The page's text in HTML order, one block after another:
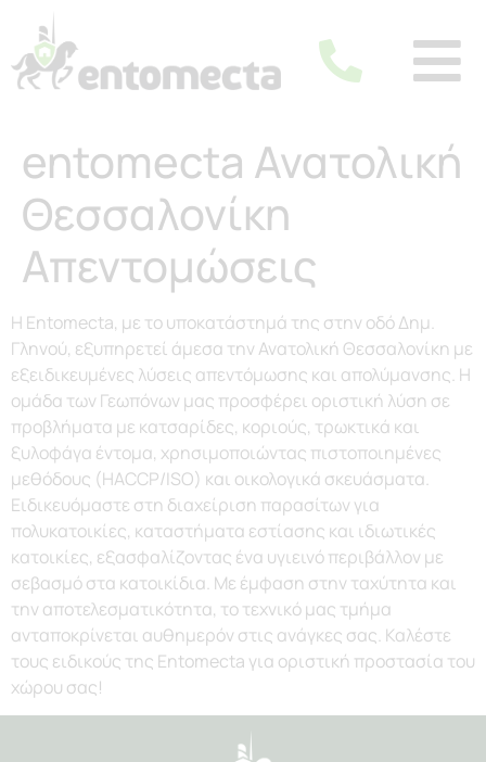
entomecta Ανατολική
Θεσσαλονίκη
Απεντομώσεις
Η Entomecta, με το υποκατάστημά της στην οδό Δημ.
Γληνού, εξυπηρετεί άμεσα την Ανατολική Θεσσαλονίκη με
εξειδικευμένες λύσεις απεντόμωσης και απολύμανσης. Η
ομάδα των Γεωπόνων μας προσφέρει οριστική λύση σε
προβλήματα με κατσαρίδες, κοριούς, τρωκτικά και
ξυλοφάγα έντομα, χρησιμοποιώντας πιστοποιημένες
μεθόδους (HACCP/ISO) και οικολογικά σκευάσματα.
Ειδικευόμαστε στη διαχείριση παρασίτων για
πολυκατοικίες, καταστήματα εστίασης και ιδιωτικές
κατοικίες, εξασφαλίζοντας ένα υγιεινό περιβάλλον με
σεβασμό στα κατοικίδια. Με έμφαση στην ταχύτητα και
την αποτελεσματικότητα, το τεχνικό μας τμήμα
ανταποκρίνεται αυθημερόν στις ανάγκες σας. Καλέστε
τους ειδικούς της Entomecta για οριστική προστασία του
χώρου σας!